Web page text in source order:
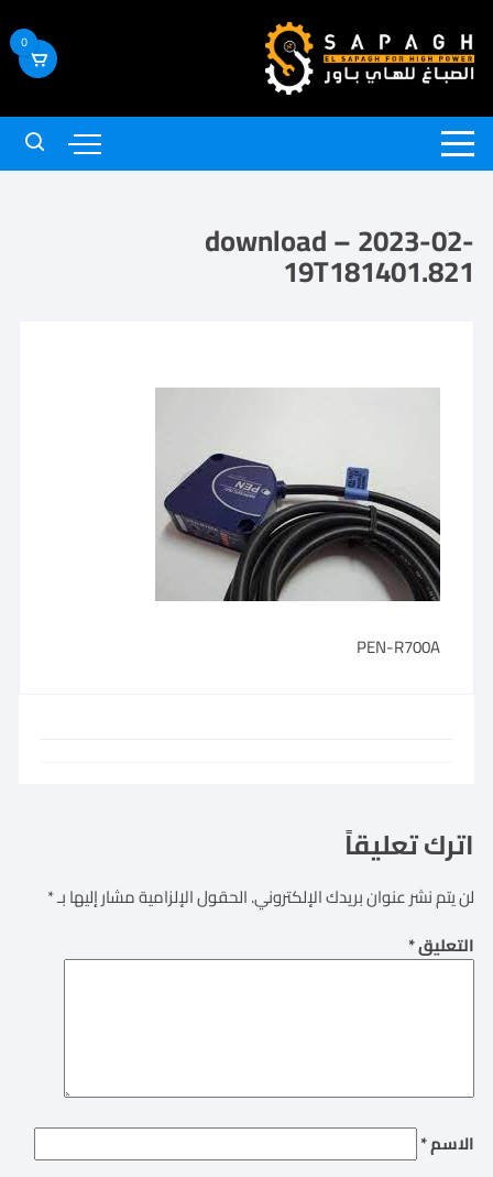
0
download – 2023-02-
19T181401.821
PEN-R700A
اترك تعليقاً
لن يتم نشر عنوان بريدك الإلكتروني.الحقول الإلزامية مشار إليها بـ*
التعليق*
الاسم*